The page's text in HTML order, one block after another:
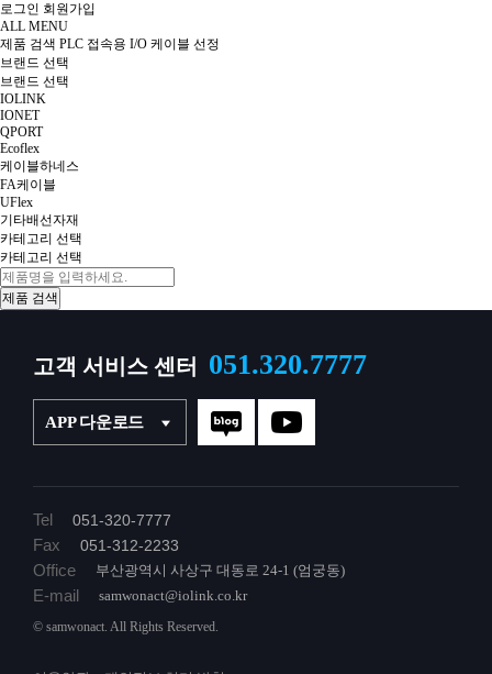
로그인 회원가입
ALL MENU
제품 검색 PLC 접속용 I/O 케이블 선정
브랜드 선택
브랜드 선택
IOLINK
IONET
QPORT
Ecoflex
케이블하네스
FA케이블
UFlex
기타배선자재
카테고리 선택
카테고리 선택
고객 서비스 센터 051.320.7777
APP 다운로드
Tel 051-320-7777
Fax 051-312-2233
Office 부산광역시 사상구 대동로 24-1 (엄궁동)
E-mail samwonact@iolink.co.kr
© samwonact. All Rights Reserved.